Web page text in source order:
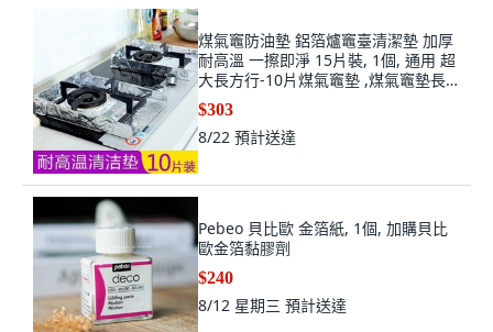
煤氣竈防油墊 鋁箔爐竈臺清潔墊 加厚
耐高溫 一擦即淨 15片裝, 1個, 通用 超
大長方行-10片煤氣竈墊 ,煤氣竈墊長
33寬41cm 一擦即淨
$303
8/22 預計送達
Pebeo 貝比歐 金箔紙, 1個, 加購貝比
歐金箔黏膠劑
$240
8/12 星期三 預計送達